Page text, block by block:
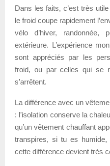
Dans les faits, c’est très
le froid coupe rapidement
vélo d’hiver, randonnée,
extérieure. L’expérience
sont appréciés par les
froid, ou par celles qui se
s’arrêtent.
La différence avec un
: l’isolation conserve la
qu’un vêtement chauffant
transpires, si tu es humide,
cette différence devient très